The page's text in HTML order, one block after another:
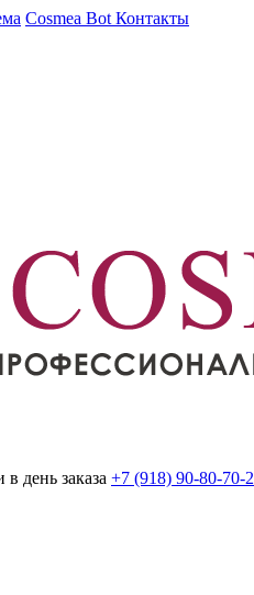
Cosmea Bot Контакты
в день заказа +7 (918) 90-80-70-2